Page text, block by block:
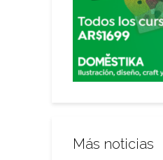
Más noticias